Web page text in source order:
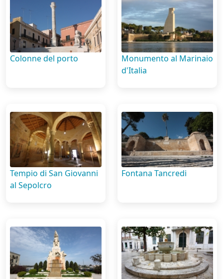
Colonne del porto
Monumento al Marinaio
d'Italia
Tempio di San Giovanni
al Sepolcro
Fontana Tancredi